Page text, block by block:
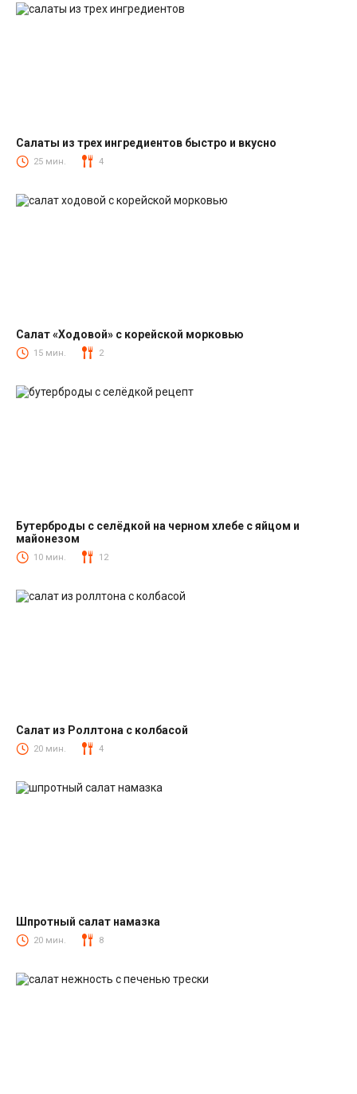
Салаты
Салаты из трех ингредиентов быстро и вкусно
25 мин. 4
Салаты с корейской морковкой
Салат «Ходовой» с корейской морковью
15 мин. 2
Закуски
Бутерброды с селёдкой на черном хлебе с яйцом и
майонезом
10 мин. 12
Салаты с колбасой
Салат из Роллтона с колбасой
20 мин. 4
Салаты со шпротами
Шпротный салат намазка
20 мин. 8